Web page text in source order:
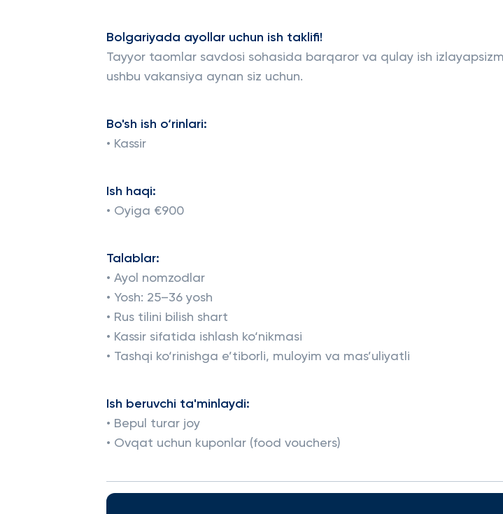
Bolgariyada ayollar uchun ish taklifi!
Tayyor taomlar savdosi sohasida barqaror va qulay ish
ushbu vakansiya aynan siz uchun.
Bo'sh ish o‘rinlari:
• Kassir
Ish haqi:
• Oyiga €900
Talablar:
• Ayol nomzodlar
• Yosh: 25–36 yosh
• Rus tilini bilish shart
• Kassir sifatida ishlash ko‘nikmasi
• Tashqi ko‘rinishga e’tiborli, muloyim va mas’uliyatli
Ish beruvchi ta'minlaydi:
• Bepul turar joy
• Ovqat uchun kuponlar (food vouchers)